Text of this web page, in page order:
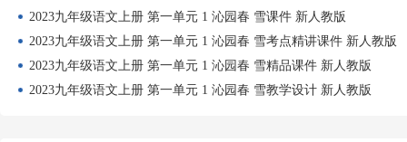
2023九年级语文上册 第一单元 1 沁园春 雪课件 新人教版
2023九年级语文上册 第一单元 1 沁园春 雪考点精讲课件 新人教版
2023九年级语文上册 第一单元 1 沁园春 雪精品课件 新人教版
2023九年级语文上册 第一单元 1 沁园春 雪教学设计 新人教版